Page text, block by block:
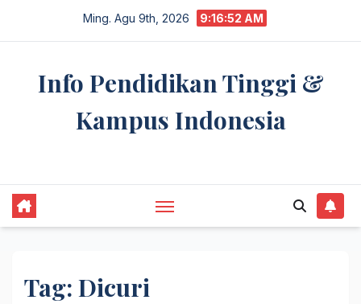
Ming. Agu 9th, 2026 9:16:52 AM
Info Pendidikan Tinggi &
Kampus Indonesia
Tag: Dicuri